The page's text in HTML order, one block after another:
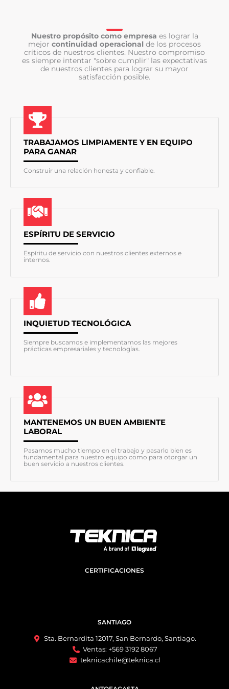
Nuestro propósito como empresa es lograr la
mejor continuidad operacional de los procesos
críticos de nuestros clientes. Nuestro compromiso
es siempre intentar "sobre cumplir" las expectativas
de nuestros clientes para lograr su mayor
satisfacción posible.
TRABAJAMOS LIMPIAMENTE Y EN EQUIPO
PARA GANAR
Construir una relación honesta y confiable.
ESPÍRITU DE SERVICIO
Espíritu de servicio con nuestros clientes externos e
internos.
INQUIETUD TECNOLÓGICA
Siempre buscamos e implementamos las mejores
prácticas empresariales y tecnologías.
MANTENEMOS UN BUEN AMBIENTE
LABORAL
Pasamos mucho tiempo en el trabajo y pasarlo bien es
fundamental para nuestro equipo como para otorgar un
buen servicio a nuestros clientes.
CERTIFICACIONES
SANTIAGO
Sta. Bernardita 12017, San Bernardo, Santiago.
Ventas: +569 3192 8067
teknicachile@teknica.cl